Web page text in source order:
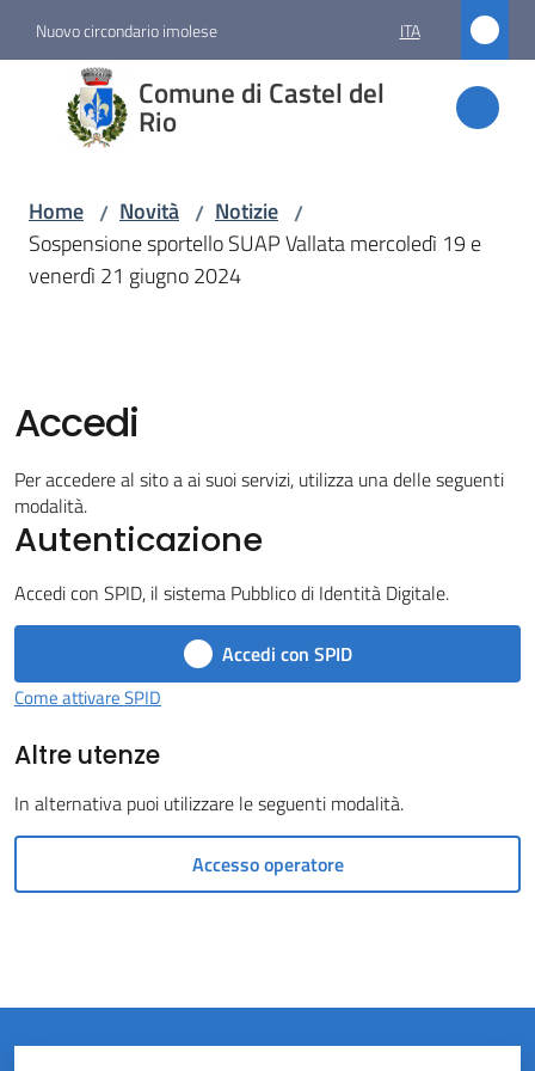
Nuovo circondario imolese ITA
Comune di Castel del
Rio
Comune
di
Castel
Amministrazione
Servizi
Vivere
del
Rio
on-
Home / Novità / Notizie /
Sospensione sportello SUAP Vallata mercoledì 19 e
venerdì 21 giugno 2024
Accedi
Per accedere al sito a ai suoi servizi, utilizza una delle seguenti
modalità.
Autenticazione
Accedi con SPID, il sistema Pubblico di Identità Digitale.
Accedi con SPID
Come attivare SPID
Altre utenze
In alternativa puoi utilizzare le seguenti modalità.
Accesso operatore